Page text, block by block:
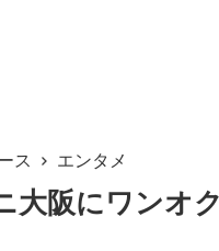
ス エンタメ
大阪にワンオ